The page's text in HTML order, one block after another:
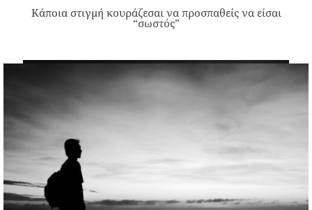
Κάποια στιγμή κουράζεσαι να προσπαθείς να είσαι
“σωστός”